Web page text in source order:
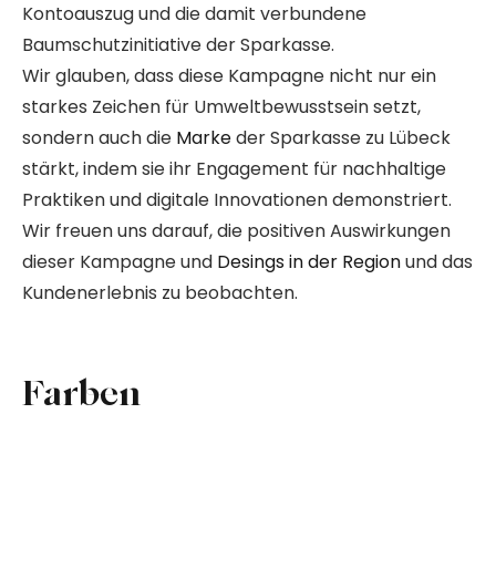
Kontoauszug und die damit verbundene
Baumschutzinitiative der Sparkasse.
Wir glauben, dass diese Kampagne nicht nur ein
starkes Zeichen für Umweltbewusstsein setzt,
sondern auch die Markeder Sparkasse zu Lübeck
stärkt, indem sie ihr Engagement für nachhaltige
Praktiken und digitale Innovationen demonstriert.
Wir freuen uns darauf, die positiven Auswirkungen
dieser Kampagne und Desings in der Regionund das
Kundenerlebnis zu beobachten.
Farben